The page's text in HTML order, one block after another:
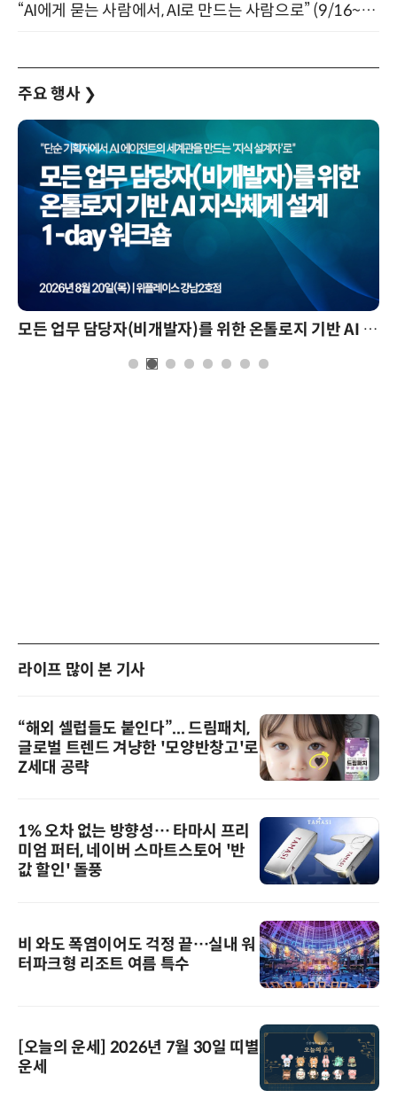
“AI에게 묻는 사람에서, AI로 만드는 사람으로” (9/16~17)
주요 행사 ❯
모든 업무 담당자(비개발자)를 위한 온톨로지 기반 AI 지식체계 설계 1-day 워크숍
라이프 많이 본 기사
“해외 셀럽들도 붙인다”... 드림패치,
글로벌 트렌드 겨냥한 '모양반창고'로
Z세대 공략
1% 오차 없는 방향성… 타마시 프리
미엄 퍼터, 네이버 스마트스토어 '반
값 할인' 돌풍
비 와도 폭염이어도 걱정 끝…실내 워
터파크형 리조트 여름 특수
[오늘의 운세] 2026년 7월 30일 띠별
운세